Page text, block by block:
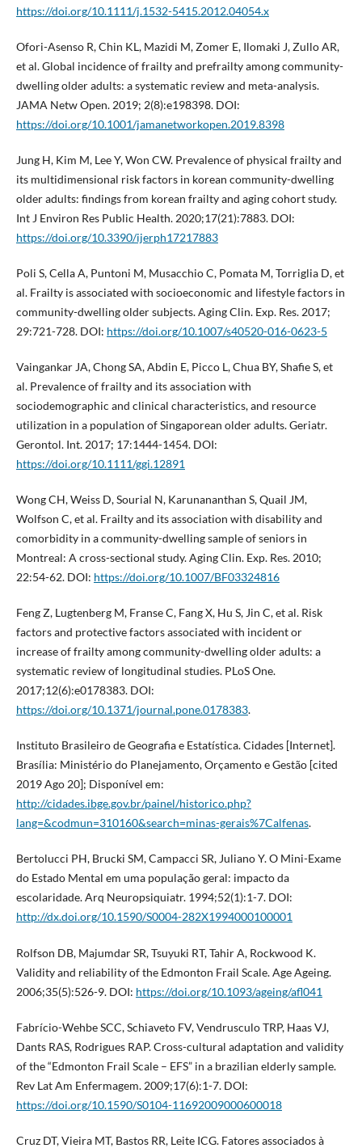
https://doi.org/10.1111/j.1532-5415.2012.04054.x
Ofori-Asenso R, Chin KL, Mazidi M, Zomer E, Ilomaki J, Zullo AR,
et al. Global incidence of frailty and prefrailty among community-
dwelling older adults: a systematic review and meta-analysis.
JAMA Netw Open. 2019; 2(8):e198398. DOI:
https://doi.org/10.1001/jamanetworkopen.2019.8398
Jung H, Kim M, Lee Y, Won CW. Prevalence of physical frailty and
its multidimensional risk factors in korean community-dwelling
older adults: findings from korean frailty and aging cohort study.
Int J Environ Res Public Health. 2020;17(21):7883. DOI:
https://doi.org/10.3390/ijerph17217883
Poli S, Cella A, Puntoni M, Musacchio C, Pomata M, Torriglia D, et
al. Frailty is associated with socioeconomic and lifestyle factors in
community-dwelling older subjects. Aging Clin. Exp. Res. 2017;
29:721-728. DOI: https://doi.org/10.1007/s40520-016-0623-5
Vaingankar JA, Chong SA, Abdin E, Picco L, Chua BY, Shafie S, et
al. Prevalence of frailty and its association with
sociodemographic and clinical characteristics, and resource
utilization in a population of Singaporean older adults. Geriatr.
Gerontol. Int. 2017; 17:1444-1454. DOI:
https://doi.org/10.1111/ggi.12891
Wong CH, Weiss D, Sourial N, Karunananthan S, Quail JM,
Wolfson C, et al. Frailty and its association with disability and
comorbidity in a community-dwelling sample of seniors in
Montreal: A cross-sectional study. Aging Clin. Exp. Res. 2010;
22:54-62. DOI: https://doi.org/10.1007/BF03324816
Feng Z, Lugtenberg M, Franse C, Fang X, Hu S, Jin C, et al. Risk
factors and protective factors associated with incident or
increase of frailty among community-dwelling older adults: a
systematic review of longitudinal studies. PLoS One.
2017;12(6):e0178383. DOI:
https://doi.org/10.1371/journal.pone.0178383.
Instituto Brasileiro de Geografia e Estatística. Cidades [Internet].
Brasília: Ministério do Planejamento, Orçamento e Gestão [cited
2019 Ago 20]; Disponível em:
http://cidades.ibge.gov.br/painel/historico.php?
lang=&codmun=310160&search=minas-gerais%7Calfenas.
Bertolucci PH, Brucki SM, Campacci SR, Juliano Y. O Mini-Exame
do Estado Mental em uma população geral: impacto da
escolaridade. Arq Neuropsiquiatr. 1994;52(1):1-7. DOI:
http://dx.doi.org/10.1590/S0004-282X1994000100001
Rolfson DB, Majumdar SR, Tsuyuki RT, Tahir A, Rockwood K.
Validity and reliability of the Edmonton Frail Scale. Age Ageing.
2006;35(5):526-9. DOI: https://doi.org/10.1093/ageing/afl041
Fabrício-Wehbe SCC, Schiaveto FV, Vendrusculo TRP, Haas VJ,
Dants RAS, Rodrigues RAP. Cross-cultural adaptation and validity
of the “Edmonton Frail Scale – EFS” in a brazilian elderly sample.
Rev Lat Am Enfermagem. 2009;17(6):1-7. DOI:
https://doi.org/10.1590/S0104-11692009000600018
Cruz DT, Vieira MT, Bastos RR, Leite ICG. Fatores associados à